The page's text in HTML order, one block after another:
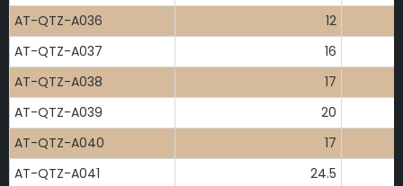
AT-QTZ-A036
12
AT-QTZ-A037
16
AT-QTZ-A038
17
AT-QTZ-A039
20
AT-QTZ-A040
17
AT-QTZ-A041
24.5